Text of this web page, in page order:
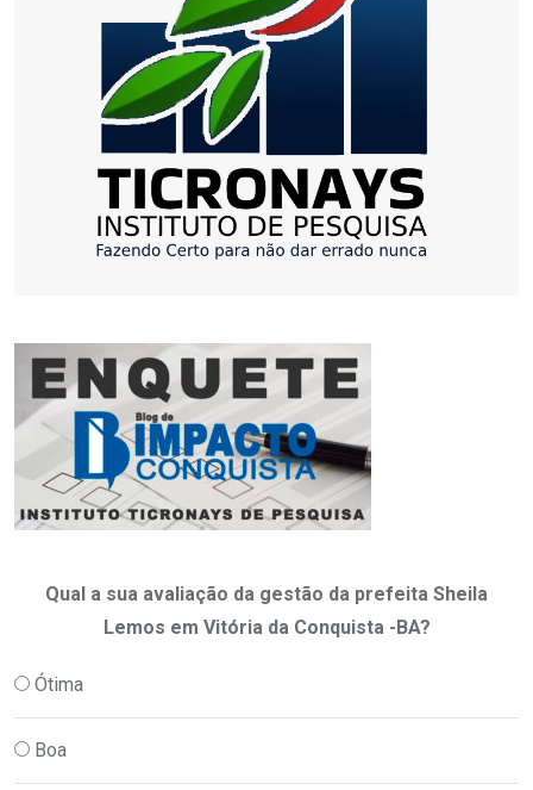
Qual a sua avaliação da gestão da prefeita Sheila
Lemos em Vitória da Conquista -BA?
Ótima
Boa